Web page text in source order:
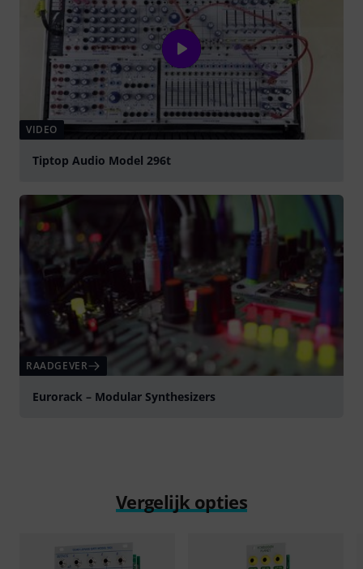
VIDEO
Tiptop Audio Model 296t
RAADGEVER
Eurorack – Modular Synthesizers
Vergelijk opties